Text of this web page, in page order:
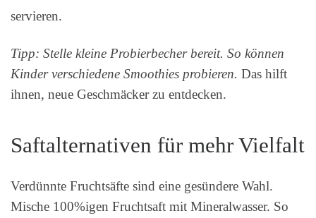
servieren.
Tipp: Stelle kleine Probierbecher bereit. So können
Kinder verschiedene Smoothies probieren. Das hilft
ihnen, neue Geschmäcker zu entdecken.
Saftalternativen für mehr Vielfalt
Verdünnte Fruchtsäfte sind eine gesündere Wahl.
Mische 100%igen Fruchtsaft mit Mineralwasser. So